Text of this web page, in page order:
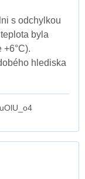
s odchylkou
byla
+6°C).
hlediska